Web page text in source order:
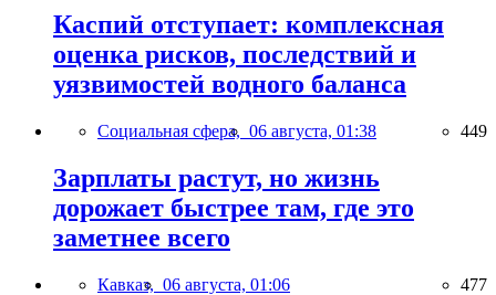
Каспий отступает: комплексная
оценка рисков, последствий и
уязвимостей водного баланса
Социальная сфера, 06 августа, 01:38 449
Зарплаты растут, но жизнь
дорожает быстрее там, где это
заметнее всего
Кавказ, 06 августа, 01:06 477